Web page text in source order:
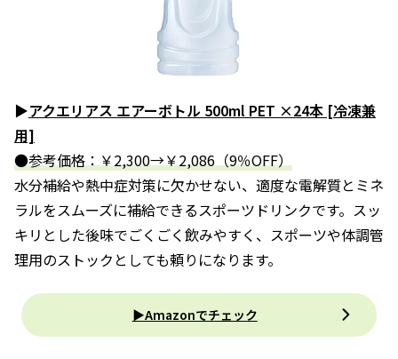
▶アクエリアス エアーボトル 500ml PET ×24本 [冷凍兼
用]
●参考価格：￥2,300→￥2,086（9％OFF）
水分補給や熱中症対策に欠かせない、適度な電解質とミネ
ラルをスムーズに補給できるスポーツドリンクです。スッ
キリとした後味でごくごく飲みやすく、スポーツや体調管
理用のストックとしても頼りになります。
▶Amazonでチェック